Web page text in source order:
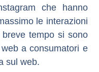
che hanno
le interazioni
tempo si sono
a consumatori e
sul web.